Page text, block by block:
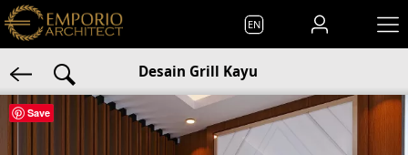
EN
Desain Grill Kayu
Save